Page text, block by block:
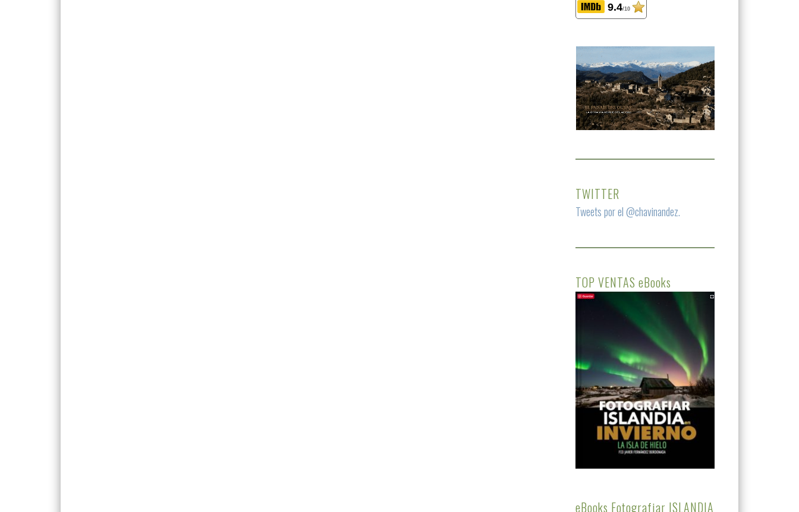
9.4/10
TWITTER
Tweets por el @chavinandez.
TOP VENTAS eBooks
eBooks Fotografiar ISLANDIA